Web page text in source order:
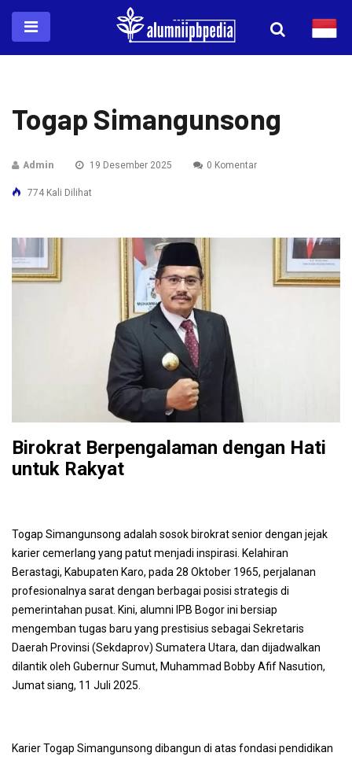
Togap Simangunsong
Admin 19 Desember 2025 0 Komentar
774 Kali Dilihat
Birokrat Berpengalaman dengan Hati
untuk Rakyat
Togap Simangunsong adalah sosok birokrat senior dengan jejak
karier cemerlang yang patut menjadi inspirasi. Kelahiran
Berastagi, Kabupaten Karo, pada 28 Oktober 1965, perjalanan
profesionalnya sarat dengan berbagai posisi strategis di
pemerintahan pusat. Kini, alumni IPB Bogor ini bersiap
mengemban tugas baru yang prestisius sebagai Sekretaris
Daerah Provinsi (Sekdaprov) Sumatera Utara, dan dijadwalkan
dilantik oleh Gubernur Sumut, Muhammad Bobby Afif Nasution,
Jumat siang, 11 Juli 2025.
Karier Togap Simangunsong dibangun di atas fondasi pendidikan